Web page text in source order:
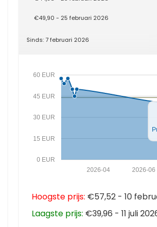
€49,90 - 25 februari 2026
Sinds: 7 februari 2026
0 EUR
15 EUR
30 EUR
45 EUR
60 EUR
2026-06
2026-04
Hoogste prijs: €57,52 - 10
Laagste prijs: €39,96 - 11 juli